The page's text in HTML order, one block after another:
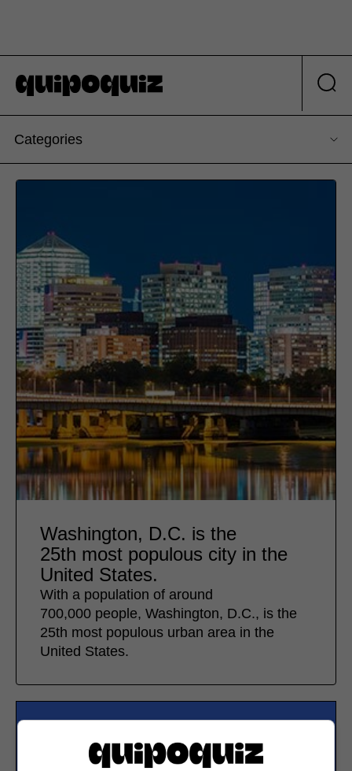
Categories
Washington, D.C. is the
25th most populous city in the
United States.
With a population of around
700,000 people, Washington, D.C., is the
25th most populous urban area in the
United States.
newsletter